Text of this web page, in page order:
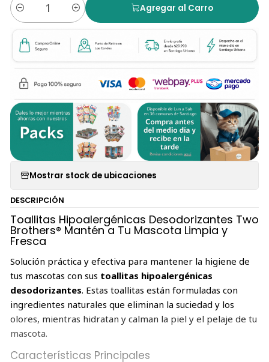
Cantidad
Agregar al Carro
Mostrar stock de ubicaciones
DESCRIPCIÓN
Toallitas Hipoalergénicas Desodorizantes Two
Brothers® Mantén a Tu Mascota Limpia y
Fresca
Solución práctica y efectiva para mantener la higiene de
tus mascotas con sus toallitas hipoalergénicas
desodorizantes. Estas toallitas están formuladas con
ingredientes naturales que eliminan la suciedad y los
olores, mientras hidratan y calman la piel y el pelaje de tu
mascota.
Características Principales